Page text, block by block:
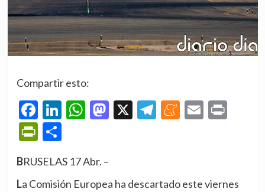
Compartir esto:
Facebook
LinkedIn
WhatsApp
Mastodon
X Telegram
Meneame
Email
PrintFriendly
Compartir
BRUSELAS 17 Abr. –
La Comisión Europea ha descartado este viernes